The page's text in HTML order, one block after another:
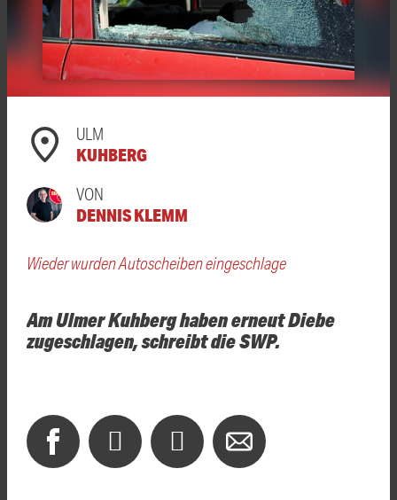
ULM
KUHBERG
VON
DENNIS KLEMM
Wieder wurden Autoscheiben eingeschlage
Am Ulmer Kuhberg haben erneut Diebe
zugeschlagen, schreibt die SWP.